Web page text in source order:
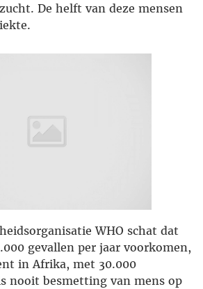
De helft van deze mensen
WHO schat dat
gevallen per jaar voorkomen,
in Afrika, met 30.000
nooit besmetting van mens op